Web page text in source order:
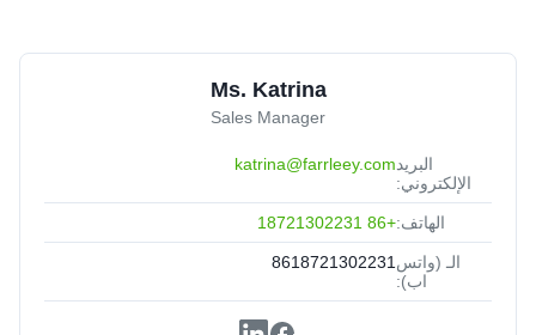
Ms. Katrina
Sales Manager
البريد
الإلكتروني:
katrina@farrleey.com
الهاتف:+86 18721302231
الـ (واتس
اب):
8618721302231